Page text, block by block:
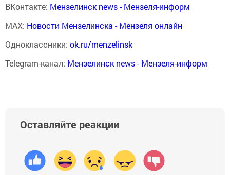
ВКонтакте: Мензелинск news - Мензеля-информ
MAX: Новости Мензелинска - Мензеля онлайн
Одноклассники: ok.ru/menzelinsk
Telegram-канал: Мензелинск news - Мензеля-информ
Оставляйте реакции